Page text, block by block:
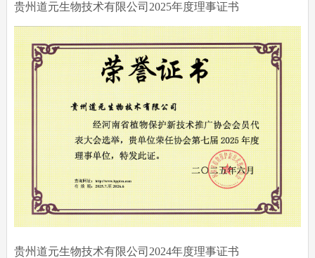
贵州道元生物技术有限公司2025年度理事证书
贵州道元生物技术有限公司2024年度理事证书